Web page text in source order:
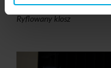
Ryflowany klosz